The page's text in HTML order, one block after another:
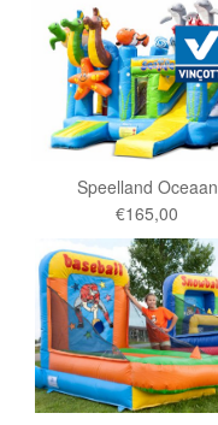
Speelland Oceaan
€165,00